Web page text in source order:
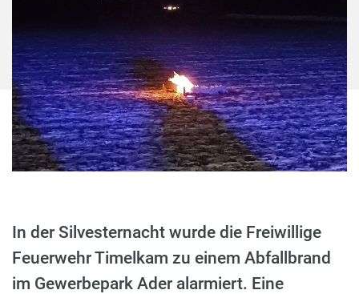
In der Silvesternacht wurde die Freiwillige
Feuerwehr Timelkam zu einem Abfallbrand
im Gewerbepark Ader alarmiert. Eine